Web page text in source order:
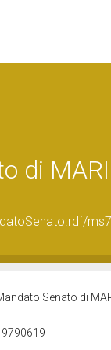
di
Senato di